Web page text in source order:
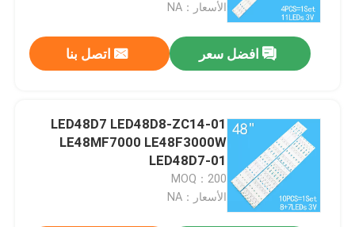
الأسعار：NA
افضل سعر اتصل بنا
LED48D7 LED48D8-ZC14-01
LE48MF7000 LE48F3000W
LED48D7-01
MOQ：200
الأسعار：NA